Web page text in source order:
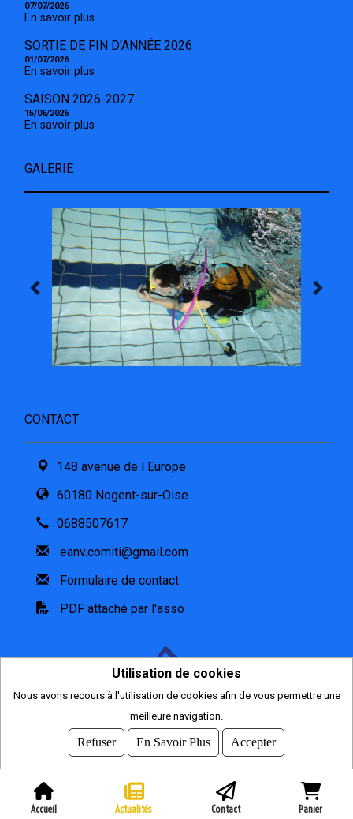
Accueil Actualités Contact Panier
07/07/2026
En savoir plus
SORTIE DE FIN D'ANNÉE 2026
01/07/2026
En savoir plus
SAISON 2026-2027
15/06/2026
En savoir plus
GALERIE
CONTACT
148 avenue de l Europe
60180 Nogent-sur-Oise
0688507617
eanv.comiti@gmail.com
Formulaire de contact
PDF attaché par l'asso
2026
© COMITI -CGVU
OPTIMISÉ POUR CHROME ET FIREFOX
Utilisation de cookies
Nous avons recours à l'utilisation de cookies afin de vous permettre une
meilleure navigation.
Refuser En Savoir Plus Accepter